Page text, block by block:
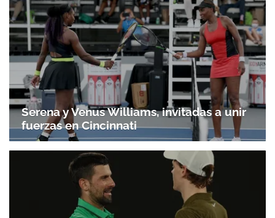
Serena y Venus Williams, invitadas a unir
fuerzas en Cincinnati